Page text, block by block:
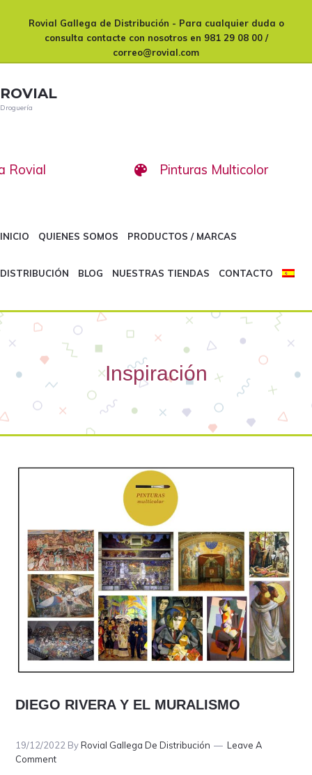
navigation
Rovial Gallega de Distribución - Para cualquier duda o
consulta contacte con nosotros en 981 29 08 00 /
correo@rovial.com
ROVIAL
Droguería
Rovial Pinturas Multicolor
INICIO QUIENES SOMOS PRODUCTOS / MARCAS
DISTRIBUCIÓN BLOG NUESTRAS TIENDAS CONTACTO
Inspiración
DIEGO RIVERA Y EL MURALISMO
19/12/2022 ByRovial Gallega De Distribución
Leave A
Comment